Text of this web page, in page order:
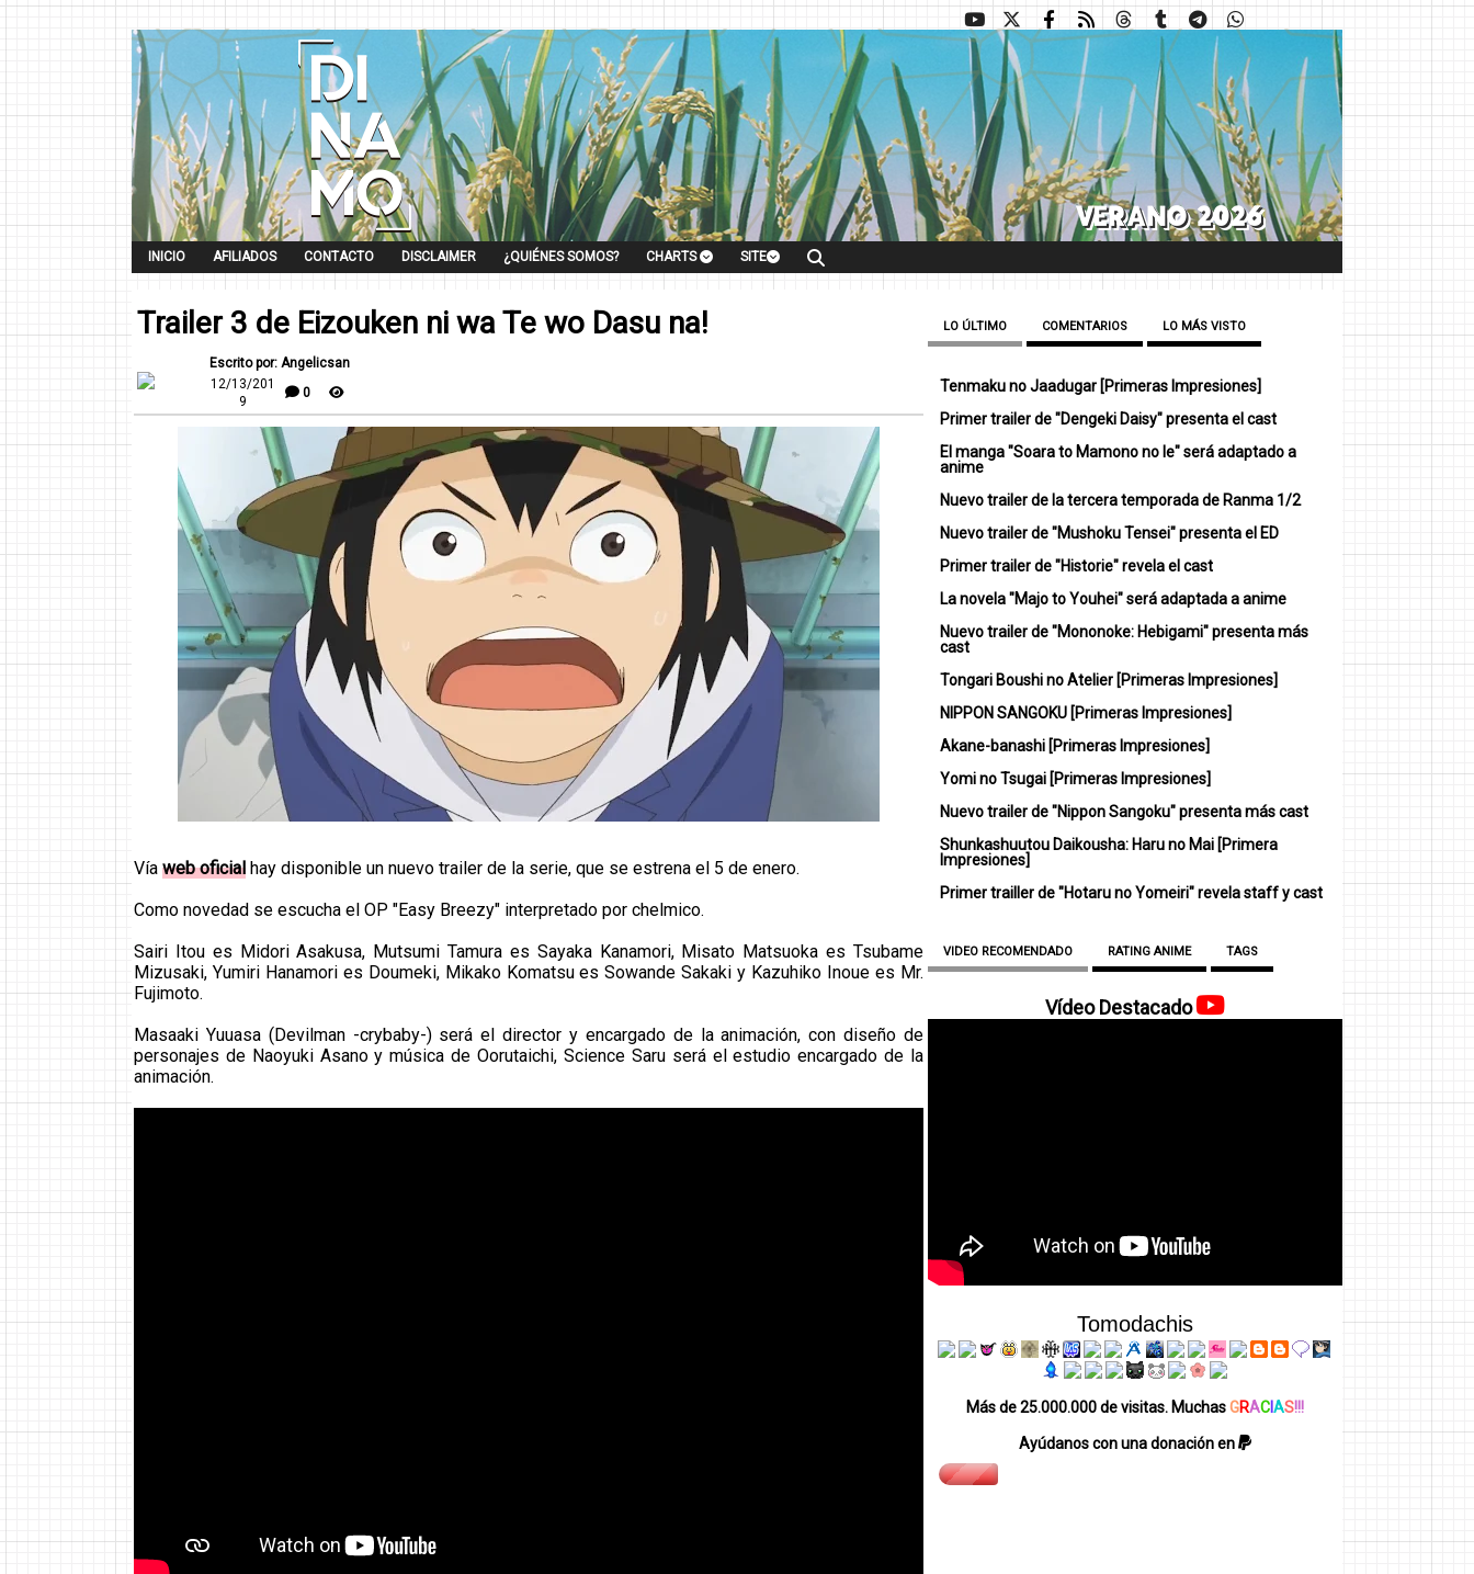
INICIO AFILIADOS CONTACTO DISCLAIMER ¿QUIÉNES SOMOS? CHARTS SITE
Trailer 3 de Eizouken ni wa Te wo Dasu na!
Escrito por: Angelicsan
12/13/201
9
0
Vía web oficial hay disponible un nuevo trailer de la serie, que se estrena el 5 de enero.
Como novedad se escucha el OP "Easy Breezy" interpretado por chelmico.
Sairi Itou es Midori Asakusa, Mutsumi Tamura es Sayaka Kanamori, Misato Matsuoka es Tsubame
Mizusaki, Yumiri Hanamori es Doumeki, Mikako Komatsu es Sowande Sakaki y Kazuhiko Inoue es Mr.
Fujimoto.
Masaaki Yuuasa (Devilman -crybaby-) será el director y encargado de la animación, con diseño de
personajes de Naoyuki Asano y música de Oorutaichi, Science Saru será el estudio encargado de la
animación.
LO ÚLTIMO COMENTARIOS LO MÁS VISTO
Tenmaku no Jaadugar [Primeras Impresiones]
Primer trailer de "Dengeki Daisy" presenta el cast
El manga "Soara to Mamono no Ie" será adaptado a
anime
Nuevo trailer de la tercera temporada de Ranma 1/2
Nuevo trailer de "Mushoku Tensei" presenta el ED
Primer trailer de "Historie" revela el cast
La novela "Majo to Youhei" será adaptada a anime
Nuevo trailer de "Mononoke: Hebigami" presenta más
cast
Tongari Boushi no Atelier [Primeras Impresiones]
NIPPON SANGOKU [Primeras Impresiones]
Akane-banashi [Primeras Impresiones]
Yomi no Tsugai [Primeras Impresiones]
Nuevo trailer de "Nippon Sangoku" presenta más cast
Shunkashuutou Daikousha: Haru no Mai [Primera
Impresiones]
Primer trailler de "Hotaru no Yomeiri" revela staff y cast
VIDEO RECOMENDADO RATING ANIME TAGS
Vídeo Destacado
Tomodachis
Más de 25.000.000 de visitas. MuchasGRACAS!!!
Ayúdanos con una donación en